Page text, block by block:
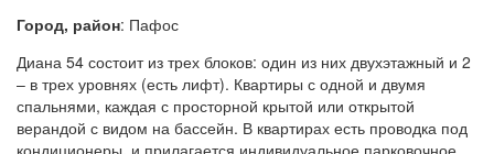
Город, район: Пафос
Диана 54 состоит из трех блоков: один из них двухэтажный и 2
– в трех уровнях (есть лифт). Квартиры с одной и двумя
спальнями, каждая с просторной крытой или открытой
верандой с видом на бассейн. В квартирах есть проводка под